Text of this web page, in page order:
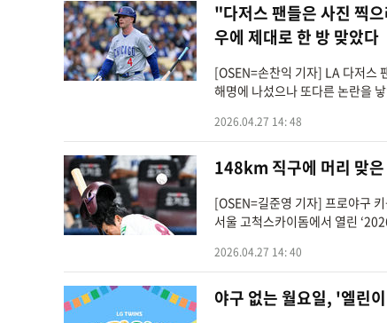
"다저스 팬들은 사진 찍
우에 제대로 한 방 맞았다
[OSEN=손찬익 기자] LA 다저스
해명에 나섰으나 또다른 논란을
2026.04.27 14: 48
148km 직구에 머리 맞
[OSEN=길준영 기자] 프로야구
서울 고척스카이돔에서 열린
2026.04.27 14: 40
야구 없는 월요일, '엘린